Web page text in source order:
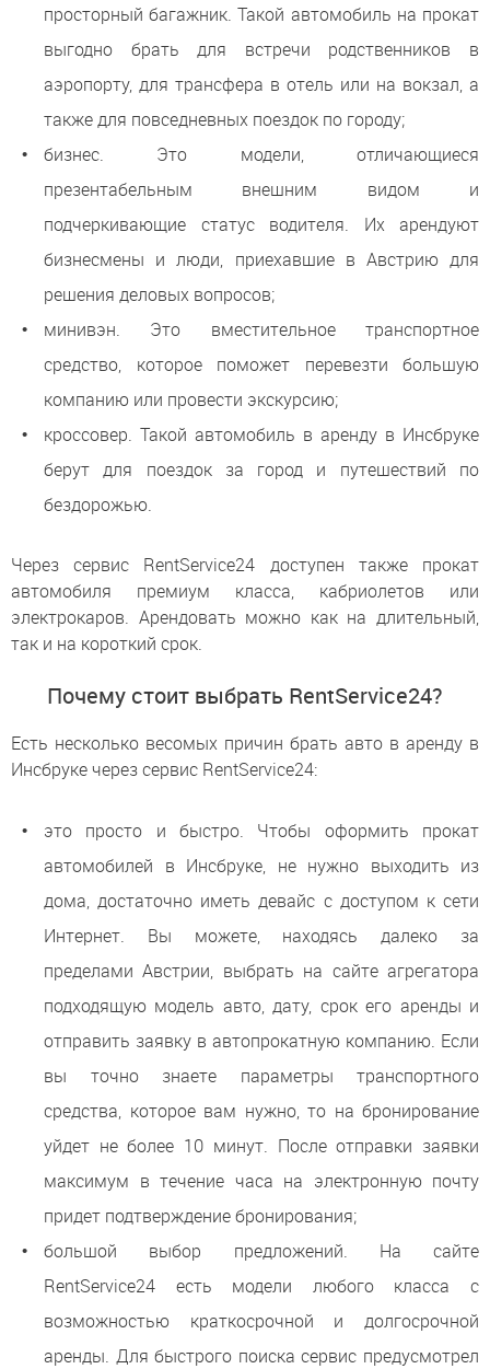
просторный багажник. Такой автомобиль на прокат
выгодно брать для встречи родственников в
аэропорту, для трансфера в отель или на вокзал, а
также для повседневных поездок по городу;
бизнес. Это модели, отличающиеся
презентабельным внешним видом и
подчеркивающие статус водителя. Их арендуют
бизнесмены и люди, приехавшие в Австрию для
решения деловых вопросов;
минивэн. Это вместительное транспортное
средство, которое поможет перевезти большую
компанию или провести экскурсию;
кроссовер. Такой автомобиль в аренду в Инсбруке
берут для поездок за город и путешествий по
бездорожью.
Через сервис RentService24 доступен также прокат
автомобиля премиум класса, кабриолетов или
электрокаров. Арендовать можно как на длительный,
так и на короткий срок.
Почему стоит выбрать RentService24?
Есть несколько весомых причин брать авто в аренду в
Инсбруке через сервис RentService24:
это просто и быстро. Чтобы оформить прокат
автомобилей в Инсбруке, не нужно выходить из
дома, достаточно иметь девайс с доступом к сети
Интернет. Вы можете, находясь далеко за
пределами Австрии, выбрать на сайте агрегатора
подходящую модель авто, дату, срок его аренды и
отправить заявку в автопрокатную компанию. Если
вы точно знаете параметры транспортного
средства, которое вам нужно, то на бронирование
уйдет не более 10 минут. После отправки заявки
максимум в течение часа на электронную почту
придет подтверждение бронирования;
большой выбор предложений. На сайте
RentService24 есть модели любого класса с
возможностью краткосрочной и долгосрочной
аренды. Для быстрого поиска сервис предусмотрел